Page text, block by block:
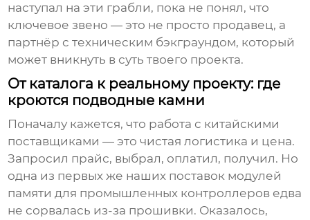
наступал на эти грабли, пока не понял, что
ключевое звено — это не просто продавец, а
партнёр с техническим бэкграундом, который
может вникнуть в суть твоего проекта.
От каталога к реальному проекту: где
кроются подводные камни
Поначалу кажется, что работа с китайскими
поставщиками — это чистая логистика и цена.
Запросил прайс, выбрал, оплатил, получил. Но
одна из первых же наших поставок модулей
памяти для промышленных контроллеров едва
не сорвалась из-за прошивки. Оказалось,